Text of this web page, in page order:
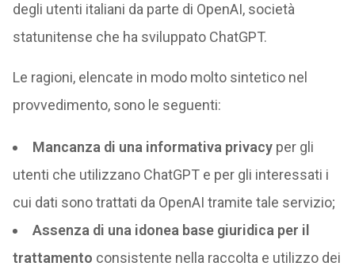
degli utenti italiani da parte di OpenAI, società
statunitense che ha sviluppato ChatGPT.
Le ragioni, elencate in modo molto sintetico nel
provvedimento, sono le seguenti:
Mancanza di una informativa privacyper gli
utenti che utilizzano ChatGPT e per gli interessati i
cui dati sono trattati da OpenAI tramite tale servizio;
Assenza di una idonea base giuridica per il
trattamento consistente nella raccolta e utilizzo dei